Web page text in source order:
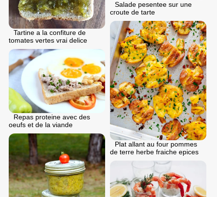
Salade pesentee sur une
croute de tarte
Tartine a la confiture de
tomates vertes vrai delice
Plat allant au four pommes
de terre herbe fraiche epices
Repas proteine avec des
oeufs et de la viande